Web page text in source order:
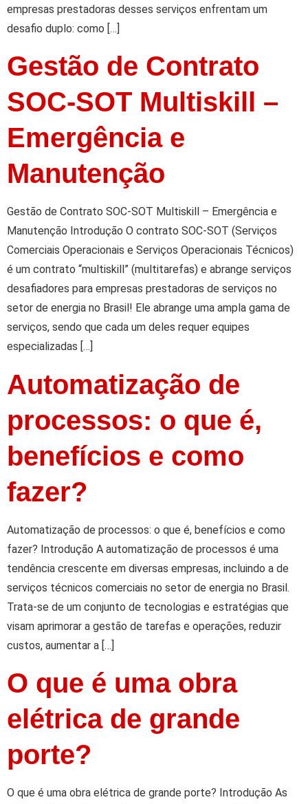
empresas prestadoras desses serviços enfrentam um
desafio duplo: como […]
Gestão de Contrato
SOC-SOT Multiskill –
Emergência e
Manutenção
Gestão de Contrato SOC-SOT Multiskill – Emergência e
Manutenção Introdução O contrato SOC-SOT (Serviços
Comerciais Operacionais e Serviços Operacionais Técnicos)
é um contrato “multiskill” (multitarefas) e abrange serviços
desafiadores para empresas prestadoras de serviços no
setor de energia no Brasil! Ele abrange uma ampla gama de
serviços, sendo que cada um deles requer equipes
especializadas […]
Automatização de
processos: o que é,
benefícios e como
fazer?
Automatização de processos: o que é, benefícios e como
fazer? Introdução A automatização de processos é uma
tendência crescente em diversas empresas, incluindo a de
serviços técnicos comerciais no setor de energia no Brasil.
Trata-se de um conjunto de tecnologias e estratégias que
visam aprimorar a gestão de tarefas e operações, reduzir
custos, aumentar a […]
O que é uma obra
elétrica de grande
porte?
O que é uma obra elétrica de grande porte? Introdução As